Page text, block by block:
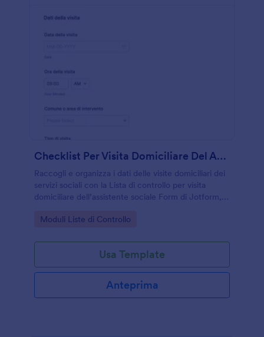
Checklist Per Visita Domiciliare Del Assistente Sociale
Raccogli e organizza i dati delle visite domiciliari dei
servizi sociali con la Lista di controllo per visita
domiciliare dell’assistente sociale Form di Jotform,
interno.
Go to Category:
Moduli Liste di Controllo
Usa Template
Anteprima